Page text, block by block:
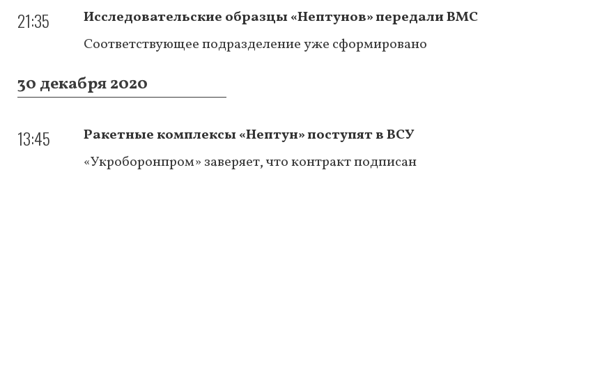
21:35
Исследовательские образцы «Нептунов» передали ВМС
Соответствующее подразделение уже сформировано
30 декабря 2020
13:45
Ракетные комплексы «Нептун» поступят в ВСУ
«Укроборонпром» заверяет, что контракт подписан